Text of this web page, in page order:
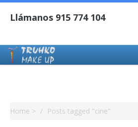
Home > Posts tagged "cine"